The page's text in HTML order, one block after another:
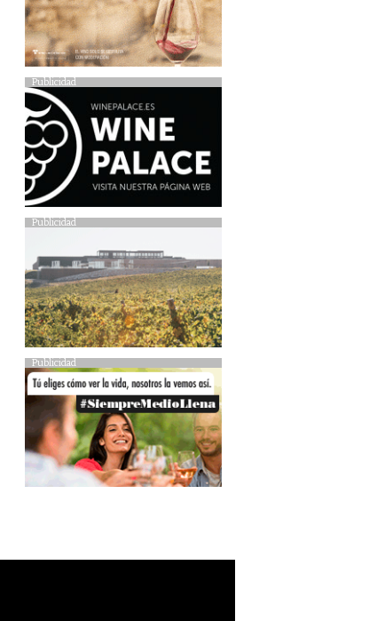
Publicidad
Publicidad
Publicidad